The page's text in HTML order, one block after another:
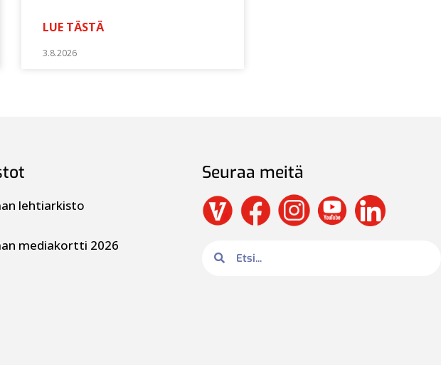
LUE TÄSTÄ
3.8.2026
lehtiarkisto
mediakortti 2026
Seuraa meitä